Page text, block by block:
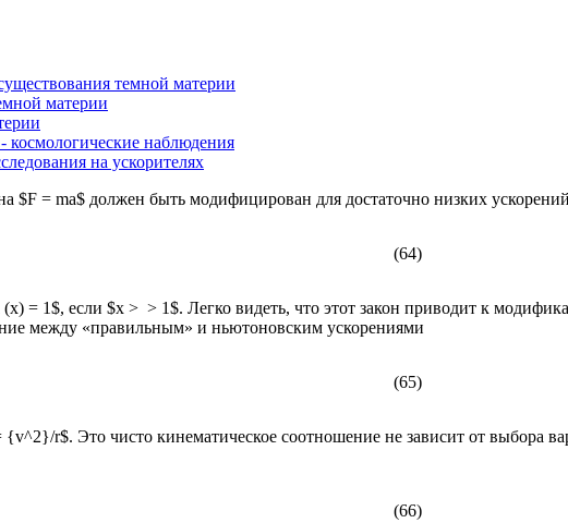
темной материи
материи
космологические наблюдения
на ускорителях
$F = ma$ должен быть модифицирован для достаточно низких
(64)
= 1$, если $x > > 1$. Легко видеть, что этот закон приводит к
между «правильным» и ньютоновским ускорениями
(65)
r$. Это чисто кинематическое соотношение не зависит от выбора
(66)